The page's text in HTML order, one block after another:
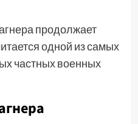
продолжает
одной из самых
частных военных